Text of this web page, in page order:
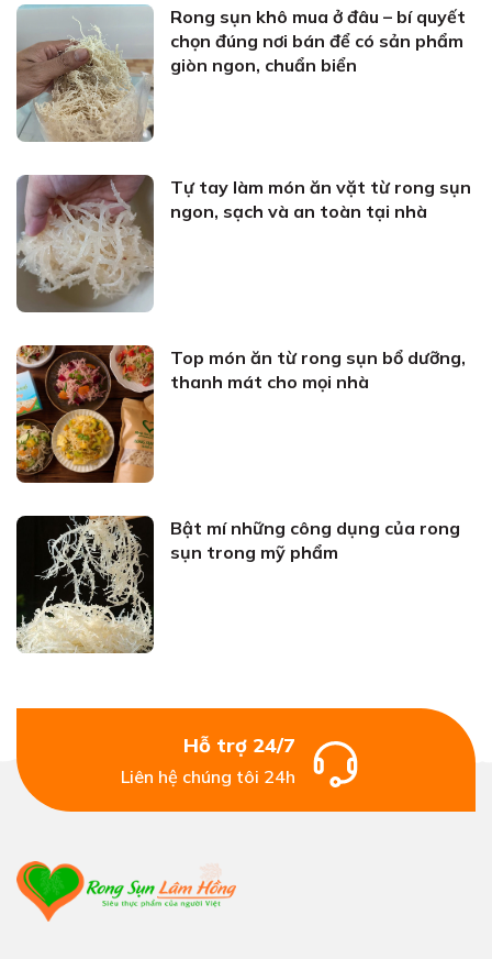
Rong sụn khô mua ở đâu – bí quyết
chọn đúng nơi bán để có sản phẩm
giòn ngon, chuẩn biển
Tự tay làm món ăn vặt từ rong sụn
ngon, sạch và an toàn tại nhà
Top món ăn từ rong sụn bổ dưỡng,
thanh mát cho mọi nhà
Bật mí những công dụng của rong
sụn trong mỹ phẩm
Hỗ trợ 24/7
Liên hệ chúng tôi 24h